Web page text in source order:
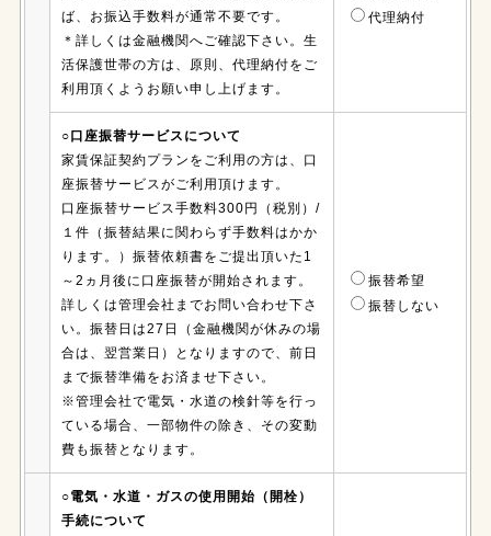
ば、お振込手数料が通常不要です。
＊詳しくは金融機関へご確認下さい。生
活保護世帯の方は、原則、代理納付をご
利用頂くようお願い申し上げます。
代理納付
○口座振替サービスについて
家賃保証契約プランをご利用の方は、口
座振替サービスがご利用頂けます。
口座振替サービス手数料300円（税別）/
１件（振替結果に関わらず手数料はかか
ります。）振替依頼書をご提出頂いた1
～2ヵ月後に口座振替が開始されます。
詳しくは管理会社までお問い合わせ下さ
い。振替日は27日（金融機関が休みの場
合は、翌営業日）となりますので、前日
まで振替準備をお済ませ下さい。
※管理会社で電気・水道の検針等を行っ
ている場合、一部物件の除き、その変動
費も振替となります。
振替希望
振替しない
○電気・水道・ガスの使用開始（開栓）
手続について